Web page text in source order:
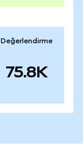
Değerlendirme
75.8K